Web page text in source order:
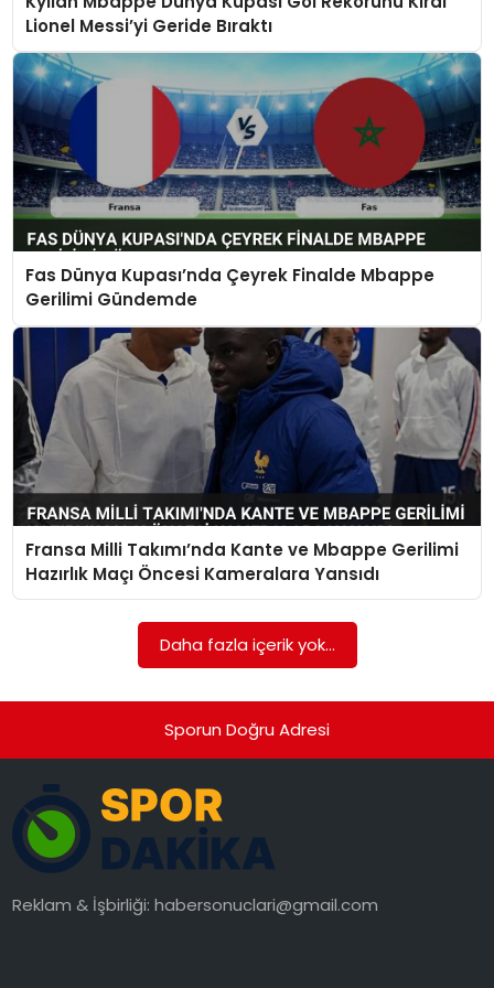
SAĞLIK
SIYASET
SPOR
TEKNOLOJI
YAŞAM
Lionel Messi’yi Geride Bıraktı
Fas Dünya Kupası’nda Çeyrek Finalde Mbappe
Gerilimi Gündemde
Fransa Milli Takımı’nda Kante ve Mbappe Gerilimi
Hazırlık Maçı Öncesi Kameralara Yansıdı
Daha fazla içerik yok...
Sporun Doğru Adresi
Reklam & İşbirliği:habersonuclari@gmail.com